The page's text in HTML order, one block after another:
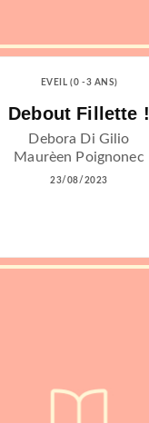
EVEIL (0 -3 ANS)
Debout Fillette !
Debora Di Gilio
Maurèen Poignonec
23/08/2023